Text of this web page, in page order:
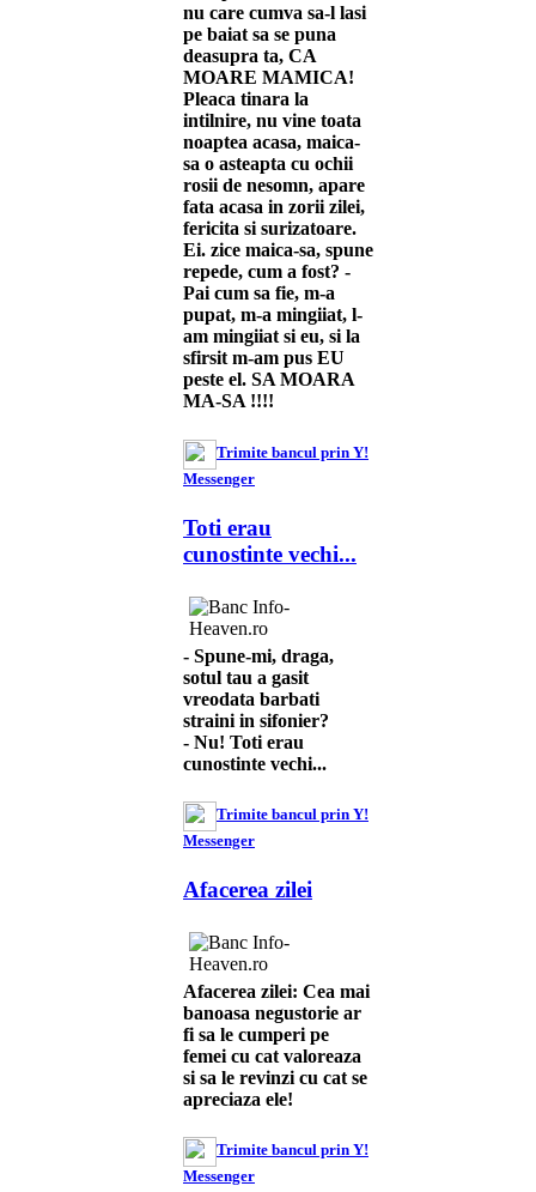
nu care cumva sa-l lasi
pe baiat sa se puna
deasupra ta, CA
MOARE MAMICA!
Pleaca tinara la
intilnire, nu vine toata
noaptea acasa, maica-
sa o asteapta cu ochii
rosii de nesomn, apare
fata acasa in zorii zilei,
fericita si surizatoare.
Ei. zice maica-sa, spune
repede, cum a fost? -
Pai cum sa fie, m-a
pupat, m-a mingiiat, l-
am mingiiat si eu, si la
sfirsit m-am pus EU
peste el. SA MOARA
MA-SA !!!!
Trimite bancul prin Y!
Messenger
Toti erau
cunostinte vechi...
- Spune-mi, draga,
sotul tau a gasit
vreodata barbati
straini in sifonier?
- Nu! Toti erau
cunostinte vechi...
Trimite bancul prin Y!
Messenger
Afacerea zilei
Afacerea zilei: Cea mai
banoasa negustorie ar
fi sa le cumperi pe
femei cu cat valoreaza
si sa le revinzi cu cat se
apreciaza ele!
Trimite bancul prin Y!
Messenger